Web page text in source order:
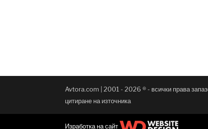
Avtora.com | 2001 - 2026 ® - всички права
цитиране на източника
Изработка на сайт